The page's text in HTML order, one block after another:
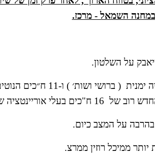
השמאל - מרכז.
על השלטון.
שמאלית.
ממיכל רוזין ממרצ.